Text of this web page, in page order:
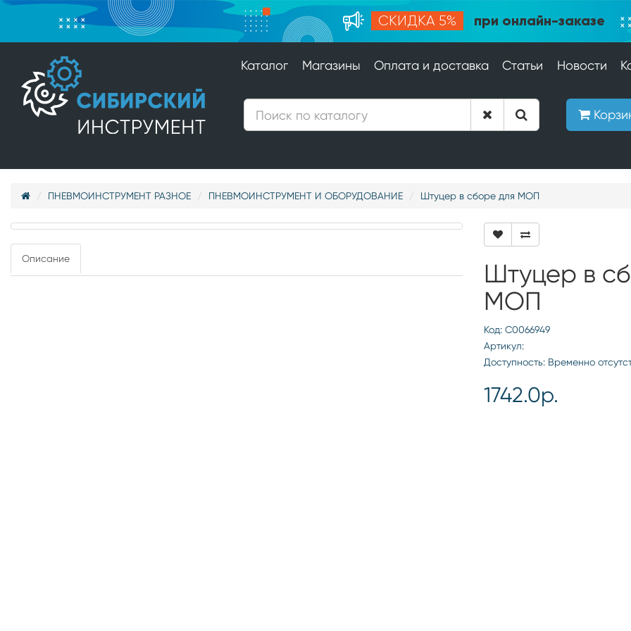
СКИДКА 5% при онлайн-заказе
Каталог Магазины Оплата и доставка Статьи Новости
ПНЕВМОИНСТРУМЕНТ РАЗНОЕ ПНЕВМОИНСТРУМЕНТ И ОБОРУДОВАНИЕ Штуцер в сборе для МОП
Описание
Штуцер в
МОП
Код: С0066949
Артикул:
Доступность: Временно
1742.0р.